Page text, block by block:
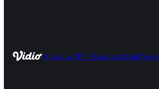
HomeLiveTV ShowSportsKidsNews